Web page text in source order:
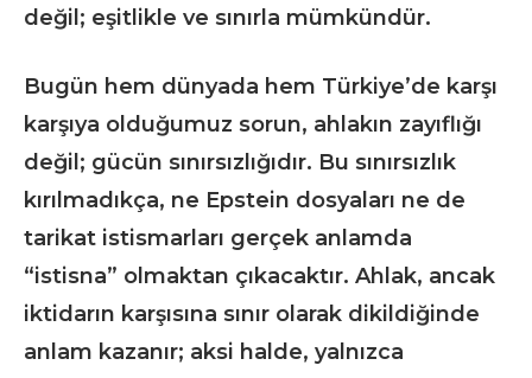
değil; eşitlikle ve sınırla mümkündür.
Bugün hem dünyada hem Türkiye’de karşı
karşıya olduğumuz sorun, ahlakın zayıflığı
değil; gücün sınırsızlığıdır. Bu sınırsızlık
kırılmadıkça, ne Epstein dosyaları ne de
tarikat istismarları gerçek anlamda
“istisna” olmaktan çıkacaktır. Ahlak, ancak
iktidarın karşısına sınır olarak dikildiğinde
anlam kazanır; aksi halde, yalnızca